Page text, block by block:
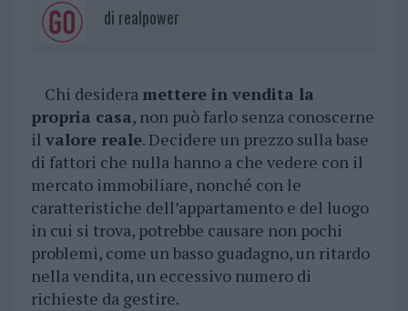
di realpower
Chi desidera mettere in vendita la
propria casa, non può farlo senza conoscerne
il valore reale. Decidere un prezzo sulla base
di fattori che nulla hanno a che vedere con il
mercato immobiliare, nonché con le
caratteristiche dell’appartamento e del luogo
in cui si trova, potrebbe causare non pochi
problemi, come un basso guadagno, un ritardo
nella vendita, un eccessivo numero di
richieste da gestire.